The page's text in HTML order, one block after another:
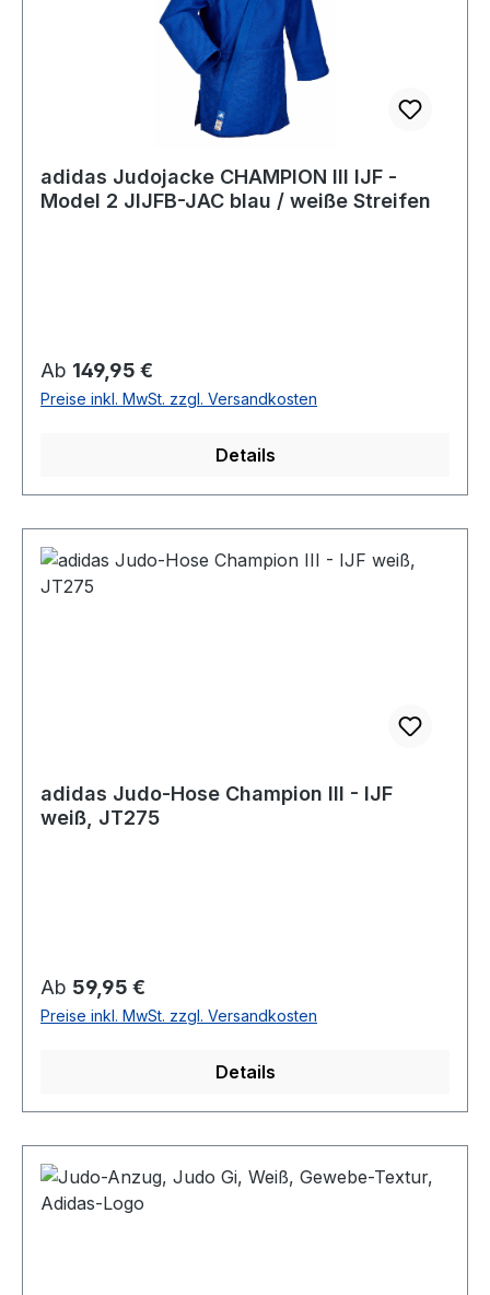
adidas Judojacke CHAMPION III IJF -
Model 2 JIJFB-JAC blau / weiße Streifen
Regulärer Preis:
Ab 149,95 €
Preise inkl. MwSt. zzgl. Versandkosten
Details
adidas Judo-Hose Champion III - IJF
weiß, JT275
Regulärer Preis:
Ab 59,95 €
Preise inkl. MwSt. zzgl. Versandkosten
Details